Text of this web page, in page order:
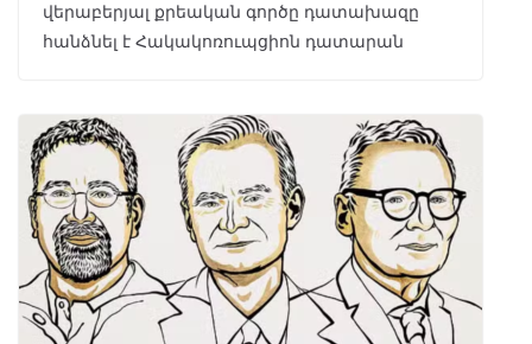
վերաբերյալ քրեական գործը դատախազը
հանձնել է Հակակոռուպցիոն դատարան